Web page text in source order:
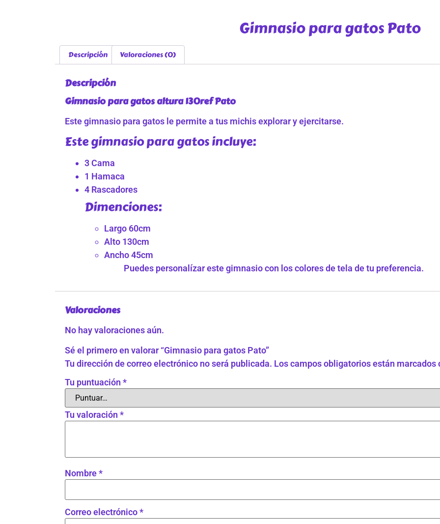
Gimnasio para gatos Pato
Descripción Valoraciones (0)
Descripción
Gimnasio para gatos altura 130ref Pato
Este gimnasio para gatos le permite a tus michis explorar y ejercitarse.
Este gimnasio para gatos incluye:
3 Cama
1 Hamaca
4 Rascadores
Dimenciones:
Largo 60cm
Alto 130cm
Ancho 45cm
Puedes personalízar este gimnasio con los colores de tela de tu preferencia.
Valoraciones
No hay valoraciones aún.
Sé el primero en valorar “Gimnasio para gatos Pato”
Tu dirección de correo electrónico no será publicada. Los campos obligatorios están marcados
Tu puntuación *
Tu valoración *
Nombre*
Correo electrónico*